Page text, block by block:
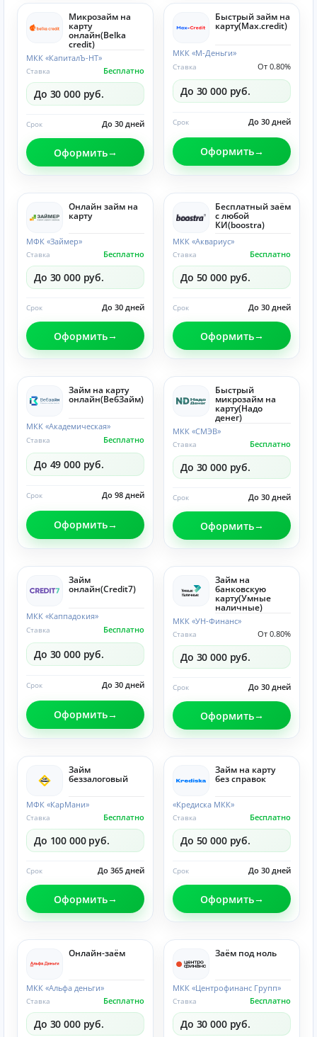
Микрозайм на
карту
онлайн(Belka
credit)
МКК «КапиталЪ-НТ»
Бесплатно
Ставка
До 30 000 руб.
До 30 дней
Срок
Оформить
Быстрый займ на
карту(Max.credit)
МКК «М-Деньги»
От 0.80%
Ставка
До 30 000 руб.
До 30 дней
Срок
Оформить
Онлайн займ на
карту
МФК «Займер»
Бесплатно
Ставка
До 30 000 руб.
До 30 дней
Срок
Оформить
Бесплатный заём
с любой
КИ(boostra)
МКК «Аквариус»
Бесплатно
Ставка
До 50 000 руб.
До 30 дней
Срок
Оформить
Займ на карту
онлайн(ВебЗайм)
МКК «Академическая»
Бесплатно
Ставка
До 49 000 руб.
До 98 дней
Срок
Оформить
Быстрый
микрозайм на
карту(Надо
денег)
МКК «СМЭВ»
Бесплатно
Ставка
До 30 000 руб.
До 30 дней
Срок
Оформить
Займ
онлайн(Credit7)
МКК «Каппадокия»
Бесплатно
Ставка
До 30 000 руб.
До 30 дней
Срок
Оформить
Займ на
банковскую
карту(Умные
наличные)
МКК «УН-Финанс»
От 0.80%
Ставка
До 30 000 руб.
До 30 дней
Срок
Оформить
Займ
беззалоговый
МФК «КарМани»
Бесплатно
Ставка
До 100 000 руб.
До 365 дней
Срок
Оформить
Займ на карту
без справок
«Кредиска МКК»
Бесплатно
Ставка
До 50 000 руб.
До 30 дней
Срок
Оформить
Онлайн-заём
МКК «Альфа деньги»
Бесплатно
Ставка
До 30 000 руб.
Заём под ноль
МКК «Центрофинанс Групп»
Бесплатно
Ставка
До 30 000 руб.